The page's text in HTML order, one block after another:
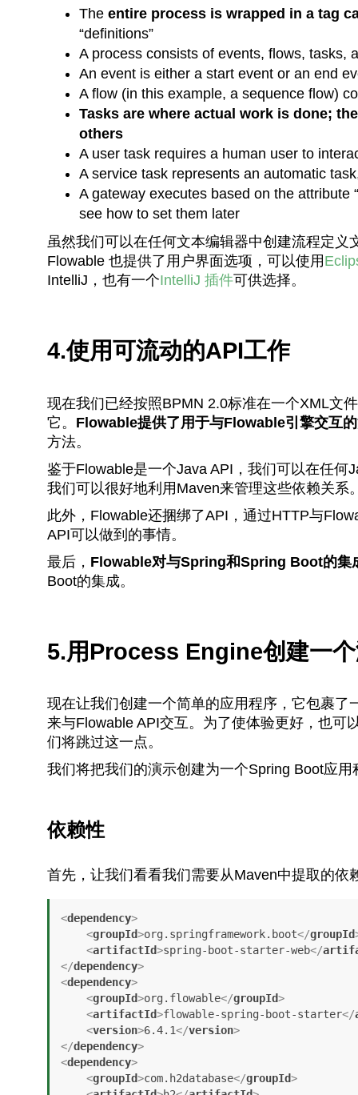
The entire process is wrapped in a tag
“definitions”
A process consists of events, flows, tasks,
An event is either a start event or an end
A flow (in this example, a sequence flow)
Tasks are where actual work is done;
others
A user task requires a human user to
A service task represents an automatic
A gateway executes based on the attribute
see how to set them later
虽然我们可以在任何文本编辑器中创建流程定
Flowable 也提供了用户界面选项，可以使用
IntelliJ，也有一个IntelliJ 插件可供选择。
4.使用可流动的API工作
现在我们已经按照BPMN 2.0标准在一个XML文
它。 Flowable提供了用于与Flowable引擎交互
方法。
鉴于Flowable是一个Java API，我们可以在任
我们可以很好地利用Maven来管理这些依赖关系
此外，Flowable还捆绑了API，通过HTTP与
API可以做到的事情。
最后， Flowable对与Spring和Spring Boot的集
Boot的集成。
5.用Process Engine创建一
现在让我们创建一个简单的应用程序，它包裹
来与Flowable API交互。为了使体验更好，也可
们将跳过这一点。
我们将把我们的演示创建为一个Spring Boot应用
依赖性
首先，让我们看看我们需要从Maven中提取的依
<dependency>
<groupId>org.springframework.boot</groupId
<artifactId>spring-boot-starter-web</
</dependency>
<dependency>
<groupId>org.flowable</groupId>
<artifactId>flowable-spring-boot-starter</
<version>6.4.1</version>
</dependency>
<dependency>
<groupId>com.h2database</groupId>